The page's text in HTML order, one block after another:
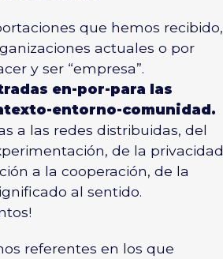
que hemos recibido,
actuales o por
y ser “empresa”.
en-por-para las
entorno-comunidad.
a las redes distribuidas, del
de la privacidad
a la cooperación, de la
al sentido.
referentes en los que